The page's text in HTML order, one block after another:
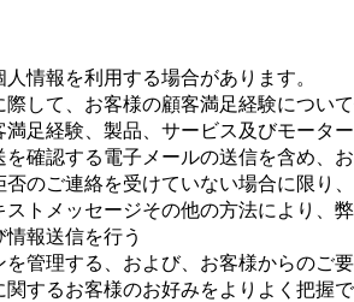
情報を利用する場合があります。
際して、お客様の顧客満足経験につい
満足経験、製品、サービス及びモータ
を確認する電子メールの送信を含め、
否のご連絡を受けていない場合に限り
トメッセージその他の方法により、
報送信を行う
を管理する、および、お客様からのご
関するお客様のお好みをよりよく把握